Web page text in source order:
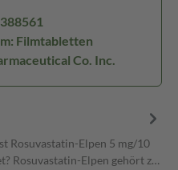
Filmtabletten
Co. Inc.
Rosuvastatin-Elpen 5 mg/10
Rosuvastatin-Elpen gehört z…